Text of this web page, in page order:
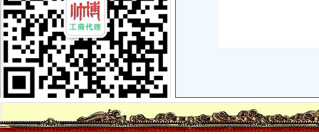
武汉海关物流信息系统上线一工作日减为4小时_大楚网_腾讯网
武汉海关物流信息系统上线运行--武汉新洲门户网站
海关清关公司
食品进口海关办报关清关报检公司价格|食品进口海关办报关清关报检公
英国清关英国本地清关公司英国扣货海关清关【今日推荐网-深圳物流
重庆报关公司
【重庆进口牛肉报关公司电话,重庆报关电话】价格,厂家,商检报关
重庆万享报关有限公司重庆报关电话-直辖市重庆报关服
重庆进出口公司